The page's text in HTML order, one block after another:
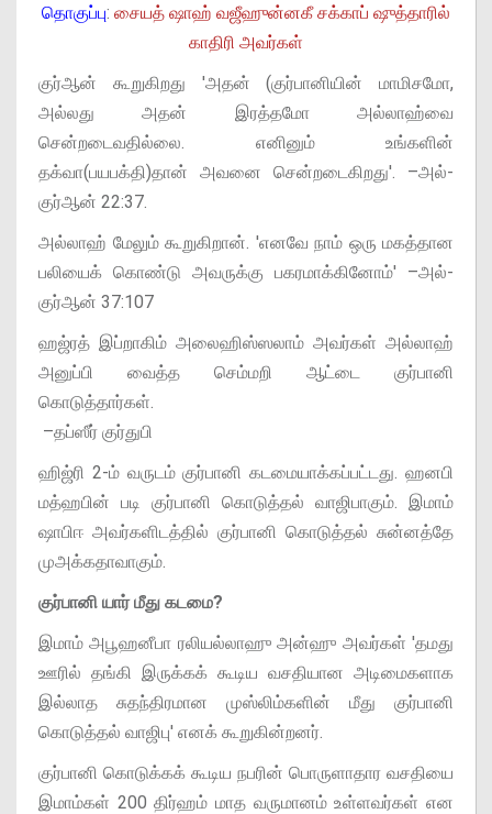
தொகுப்பு: சையத் ஷாஹ் வஜீஹுன்னகீ சக்காப் ஷுத்தாரில்
காதிரி அவர்கள்
குர்ஆன் கூறுகிறது 'அதன் (குர்பானியின் மாமிசமோ,
அல்லது அதன் இரத்தமோ அல்லாஹ்வை
சென்றடைவதில்லை. எனினும் உங்களின்
தக்வா(பயபக்தி)தான் அவனை சென்றடைகிறது'. –அல்-
குர்ஆன் 22:37.
அல்லாஹ் மேலும் கூறுகிறான். 'எனவே நாம் ஒரு மகத்தான
பலியைக் கொண்டு அவருக்கு பகரமாக்கினோம்' –அல்-
குர்ஆன் 37:107
ஹஜ்ரத் இப்றாகிம் அலைஹிஸ்ஸலாம் அவர்கள் அல்லாஹ்
அனுப்பி வைத்த செம்மறி ஆட்டை குர்பானி
கொடுத்தார்கள்.
–தப்ஸீர் குர்துபி
ஹிஜ்ரி 2-ம் வருடம் குர்பானி கடமையாக்கப்பட்டது. ஹனபி
மத்ஹபின் படி குர்பானி கொடுத்தல் வாஜிபாகும். இமாம்
ஷாபிஈ அவர்களிடத்தில் குர்பானி கொடுத்தல் சுன்னத்தே
முஅக்கதாவாகும்.
குர்பானி யார் மீது கடமை?
இமாம் அபூஹனீபா ரலியல்லாஹு அன்ஹு அவர்கள் 'தமது
ஊரில் தங்கி இருக்கக் கூடிய வசதியான அடிமைகளாக
இல்லாத சுதந்திரமான முஸ்லிம்களின் மீது குர்பானி
கொடுத்தல் வாஜிபு' எனக் கூறுகின்றனர்.
குர்பானி கொடுக்கக் கூடிய நபரின் பொருளாதார வசதியை
இமாம்கள் 200 திர்ஹம் மாத வருமானம் உள்ளவர்கள் என